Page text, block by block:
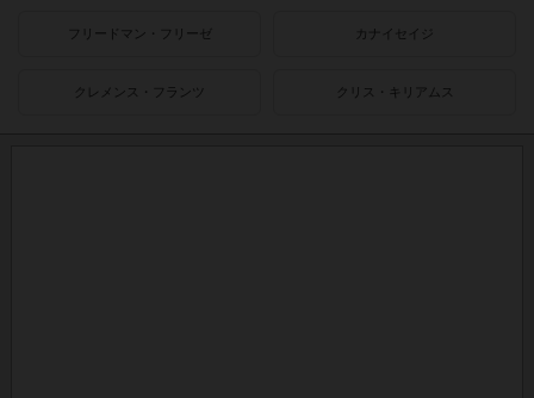
フリードマン・フリーゼ カナイセイジ
クレメンス・フランツ クリス・キリアムス